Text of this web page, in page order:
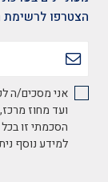
הצטרפו לרשימת
אני מסכים/ה
ועד מחוז
הסכמתי זו
למידע נוסף